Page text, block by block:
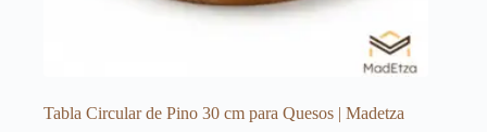
Tabla Circular de Pino 30 cm para Quesos | Madetza